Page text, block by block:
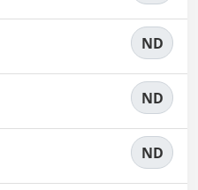
ND
ND
ND